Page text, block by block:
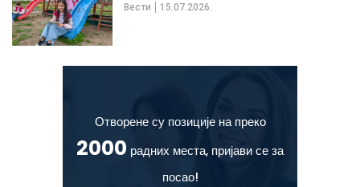
Вести 15.07.2026.
Отворене су позиције на преко
2000 радних места, пријави се за
посао!